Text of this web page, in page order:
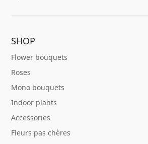
SHOP
Flower bouquets
Roses
Mono bouquets
Indoor plants
Accessories
Fleurs pas chères